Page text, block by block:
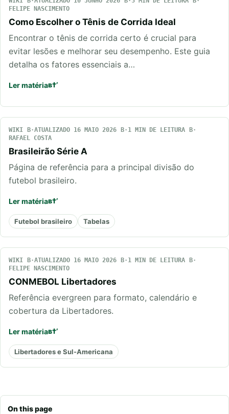
On this page
FELIPE NASCIMENTO
Como Escolher o Tênis de Corrida Ideal
Encontrar o tênis de corrida certo é crucial para
evitar lesões e melhorar seu desempenho. Este guia
detalha os fatores essenciais a…
Ler matéria
WIKI ATUALIZADO 16 MAIO 2026
1 MIN DE LEITURA
RAFAEL COSTA
Brasileirão Série A
Página de referência para a principal divisão do
futebol brasileiro.
Ler matéria
Futebol brasileiro Tabelas
WIKI ATUALIZADO 16 MAIO 2026
1 MIN DE LEITURA
FELIPE NASCIMENTO
CONMEBOL Libertadores
Referência evergreen para formato, calendário e
cobertura da Libertadores.
Ler matéria
Libertadores e Sul-Americana